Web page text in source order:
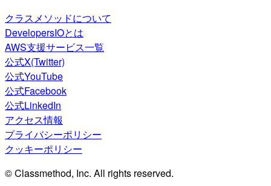
クラスメソッドについて
DevelopersIOとは
AWS支援サービス一覧
公式X(Twitter)
公式YouTube
公式Facebook
公式LinkedIn
アクセス情報
プライバシーポリシー
クッキーポリシー
© Classmethod, Inc. All rights reserved.